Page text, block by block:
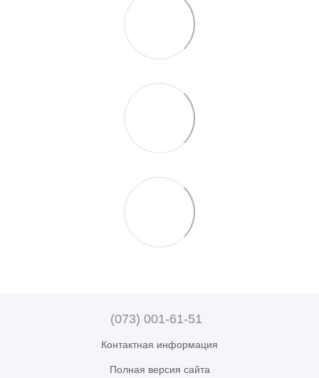
(073) 001-61-51
Контактная информация
Полная версия сайта